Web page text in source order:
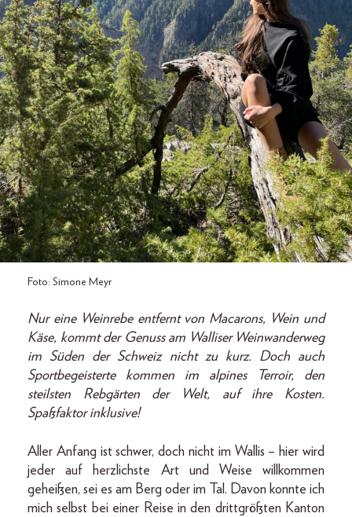
Foto: Simone Meyr
Nur eine Weinrebe entfernt von Macarons, Wein und
Käse, kommt der Genuss am Walliser Weinwanderweg
im Süden der Schweiz nicht zu kurz. Doch auch
Sportbegeisterte kommen im alpines Terroir, den
steilsten Rebgärten der Welt, auf ihre Kosten.
Spaßfaktor inklusive!
Aller Anfang ist schwer, doch nicht im Wallis – hier wird
jeder auf herzlichste Art und Weise willkommen
geheißen, sei es am Berg oder im Tal. Davon konnte ich
mich selbst bei einer Reise in den drittgrößten Kanton